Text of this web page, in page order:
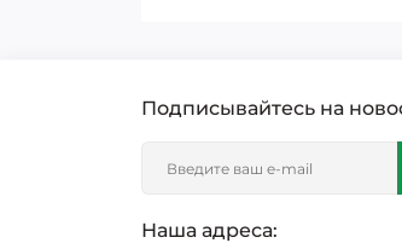
Подписывайтесь на
Наша адреса: